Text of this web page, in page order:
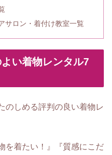
サロン・着付け教室一覧
い着物レンタル7
のしめる評判の良い着物レ
を着たい！』『質感にこだ